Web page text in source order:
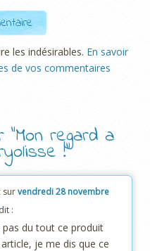
les indésirables. En savoir
de vos commentaires
“Mon regard a
!”
survendredi 28 novembre
dit :
pas du tout ce produit
je me dis que ce